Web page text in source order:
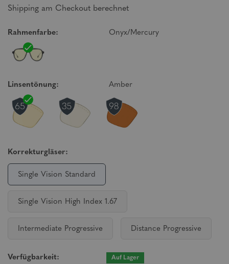
Shipping am Checkout berechnet
Rahmenfarbe: Onyx/Mercury
Linsentönung: Amber
Korrekturgläser:
Single Vision Standard
Single Vision High Index 1.67
Intermediate Progressive Distance Progressive
Verfügbarkeit: Auf Lager